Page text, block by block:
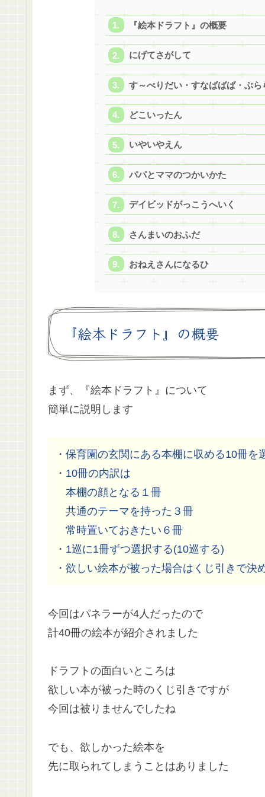
『絵本ドラフト』の概要
にげてさがして
す～べりだい・すなばばば・ぶら
どこいったん
いやいやえん
パパとママのつかいかた
デイビッドがっこうへいく
さんまいのおふだ
おねえさんになるひ
『絵本ドラフト』の概要
まず、『絵本ドラフト』について
簡単に説明します
・保育園の玄関にある本棚に収める10冊を
・10冊の内訳は
本棚の顔となる１冊
共通のテーマを持った３冊
常時置いておきたい６冊
・1巡に1冊ずつ選択する(10巡する)
・欲しい絵本が被った場合はくじ引きで決
今回はパネラーが4人だったので
計40冊の絵本が紹介されました
ドラフトの面白いところは
欲しい本が被った時のくじ引きですが
今回は被りませんでしたね
でも、欲しかった絵本を
先に取られてしまうことはありました